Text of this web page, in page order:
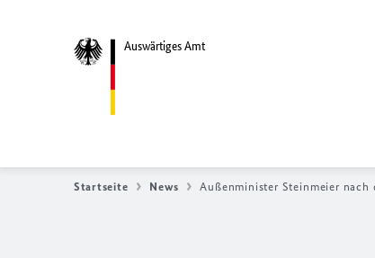
Auswärtiges Amt
Startseite News Außenminister Steinmeier nach